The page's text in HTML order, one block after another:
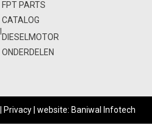
FPT PARTS
CATALOG
DIESELMOTOR
ONDERDELEN
Privacy| website: Baniwal Infotech